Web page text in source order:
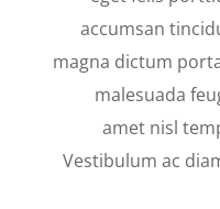
accumsan
magna dictum
malesuada
amet nisl
Vestibulum ac